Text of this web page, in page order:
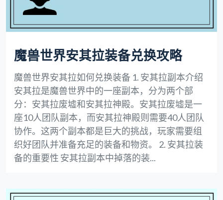
魔兽世界安其拉装备兑换攻略
魔兽世界安其拉如何兑换装备 1. 安其拉副本介绍
安其拉是魔兽世界中的一座副本，分为两个部
分：安其拉废墟和安其拉神殿。安其拉废墟是一
座10人团队副本，而安其拉神殿则需要40人团队
协作。这两个副本都是巨大的挑战，玩家需要组
织好团队并准备充足的装备和物资。 2. 安其拉装
备的重要性 安其拉副本中掉落的装...